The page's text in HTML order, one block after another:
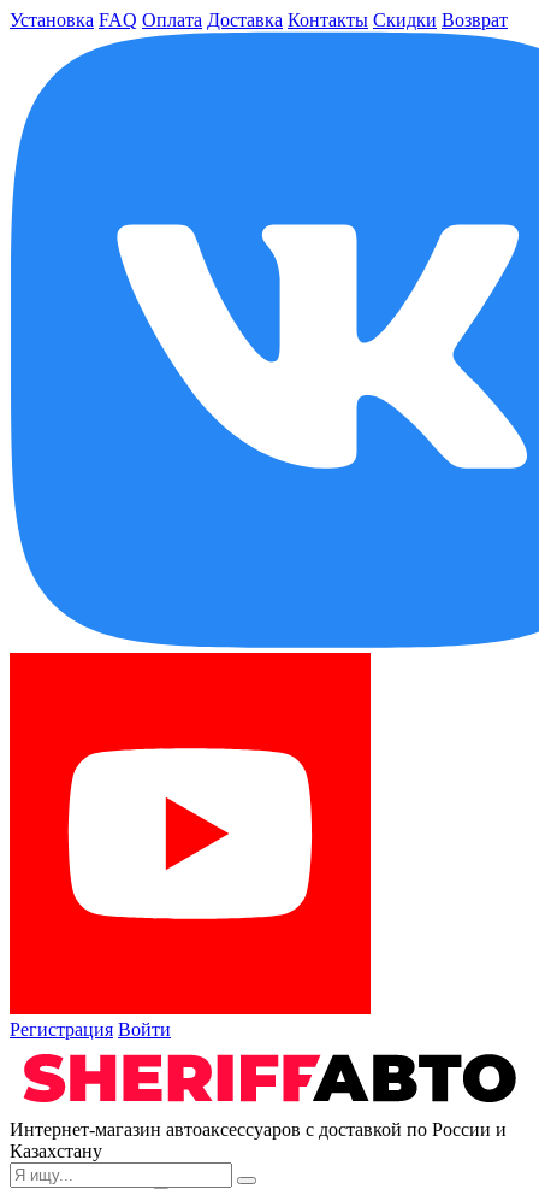
Установка FAQ Оплата Доставка Контакты Скидки Возврат
Регистрация Войти
Интернет-магазин автоаксессуаров с доставкой по России и
Казахстану